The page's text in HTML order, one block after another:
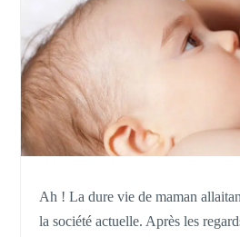
Ah ! La dure vie de maman
la société actuelle. Après les